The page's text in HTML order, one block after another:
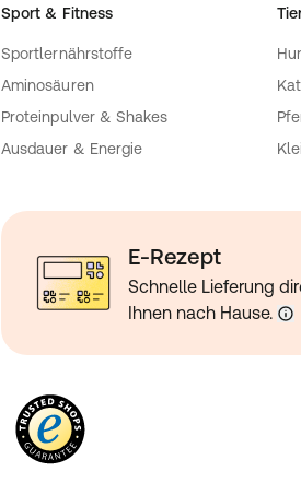
Sport & Fitness
Sportlernährstoffe
Aminosäuren
Proteinpulver & Shakes
Ausdauer & Energie
E-Rezept
Schnelle Lieferung
Ihnen nach Hause.